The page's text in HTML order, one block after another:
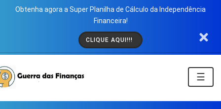
Obtenha agora a Super Planilha de Cálculo da Independência
Financeira!
CLIQUE AQUI!!!
☰